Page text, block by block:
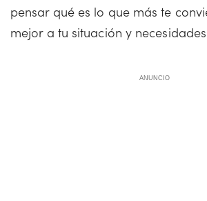
pensar qué es lo que más te
mejor a tu situación y
ANUNCIO